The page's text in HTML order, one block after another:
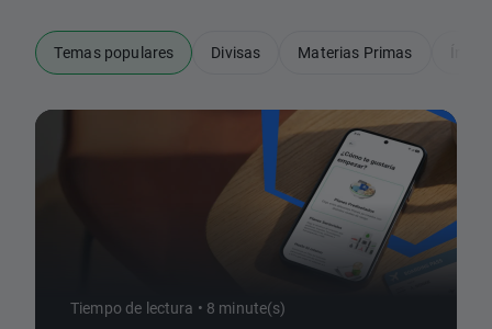
Temas populares Divisas Materias Primas
Tiempo de lectura • 8 minute(s)